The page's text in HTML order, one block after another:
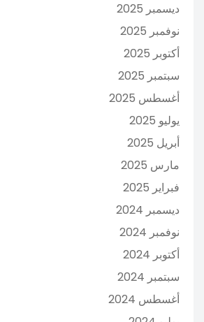
ديسمبر 2025
نوفمبر 2025
أكتوبر 2025
سبتمبر 2025
أغسطس 2025
يوليو 2025
أبريل 2025
مارس 2025
فبراير 2025
ديسمبر 2024
نوفمبر 2024
أكتوبر 2024
سبتمبر 2024
أغسطس 2024